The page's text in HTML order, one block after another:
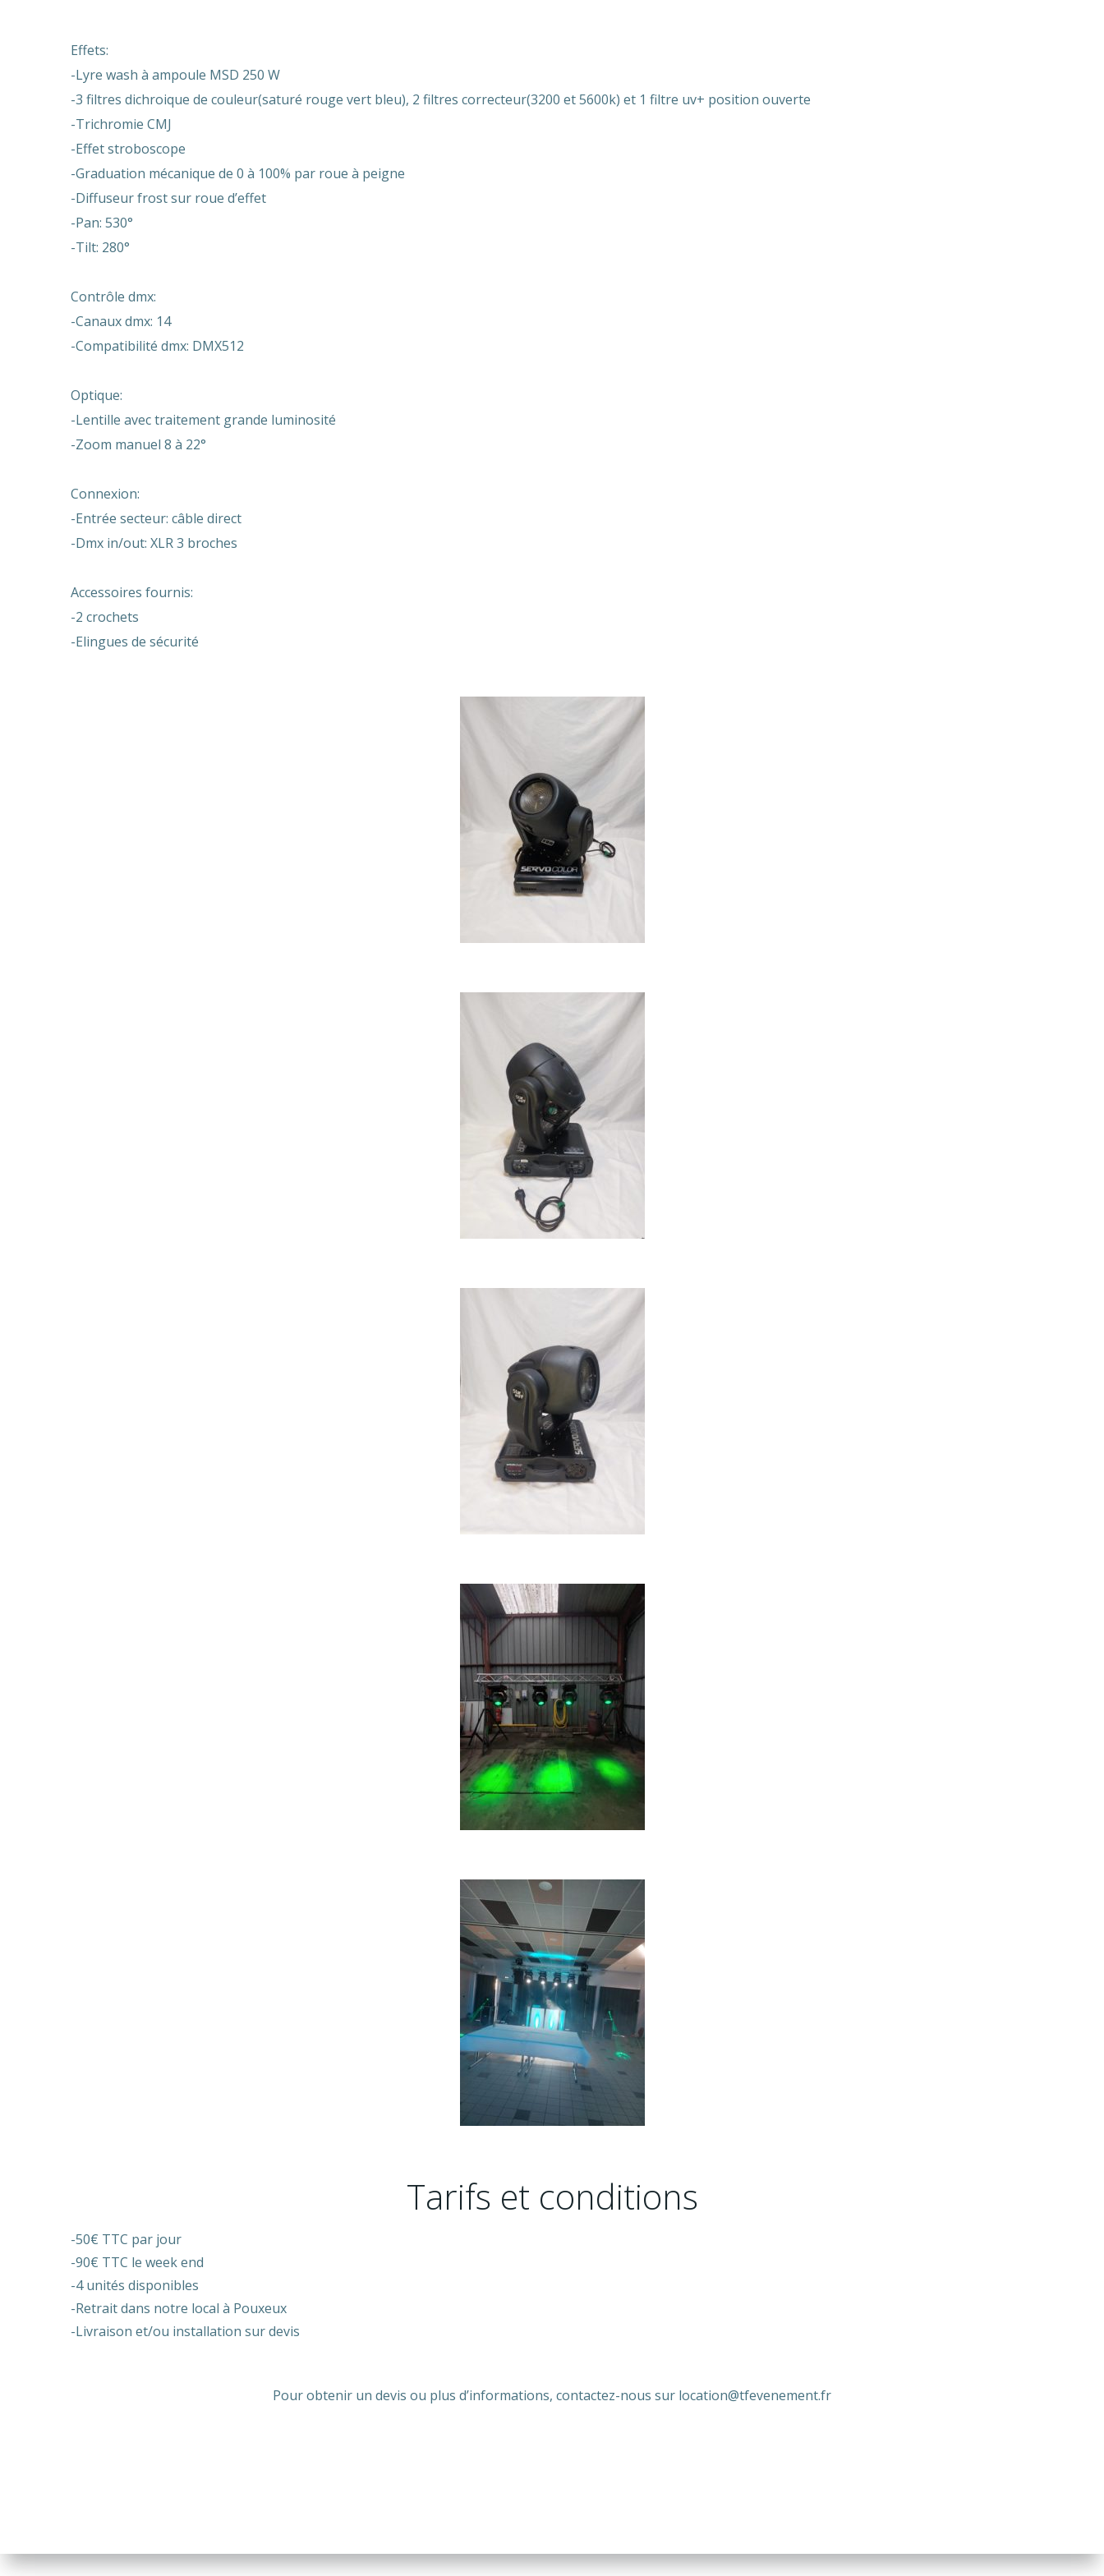
Effets:
-Lyre wash à ampoule MSD 250 W
-3 filtres dichroique de couleur(saturé rouge vert bleu), 2 filtres correcteur(3200 et 5600k) et 1 filtre uv+ position ouverte
-Trichromie CMJ
-Effet stroboscope
-Graduation mécanique de 0 à 100% par roue à peigne
-Diffuseur frost sur roue d’effet
-Pan: 530°
-Tilt: 280°
Contrôle dmx:
-Canaux dmx: 14
-Compatibilité dmx: DMX512
Optique:
-Lentille avec traitement grande luminosité
-Zoom manuel 8 à 22°
Connexion:
-Entrée secteur: câble direct
-Dmx in/out: XLR 3 broches
Accessoires fournis:
-2 crochets
-Elingues de sécurité
Tarifs et conditions
-50€ TTC par jour
-90€ TTC le week end
-4 unités disponibles
-Retrait dans notre local à Pouxeux
-Livraison et/ou installation sur devis
Pour obtenir un devis ou plus d’informations, contactez-nous sur location@tfevenement.fr